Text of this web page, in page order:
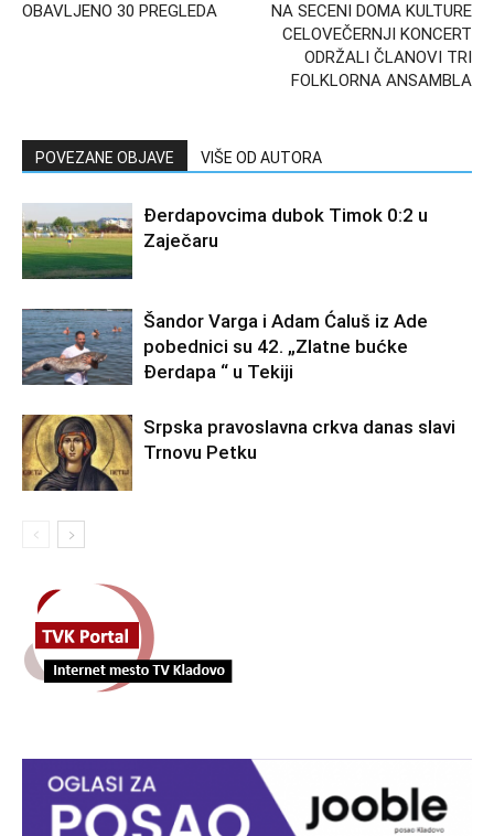
OBAVLJENO 30 PREGLEDA
NA SECENI DOMA KULTURE
CELOVEČERNJI KONCERT
ODRŽALI ČLANOVI TRI
FOLKLORNA ANSAMBLA
POVEZANE OBJAVE VIŠE OD AUTORA
Đerdapovcima dubok Timok 0:2 u
Zaječaru
Šandor Varga i Adam Ćaluš iz Ade
pobednici su 42. „Zlatne bućke
Đerdapa “ u Tekiji
Srpska pravoslavna crkva danas slavi
Trnovu Petku